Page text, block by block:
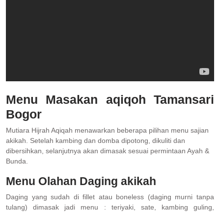
Menu Masakan aqiqoh Tamansari
Bogor
Mutiara Hijrah Aqiqah menawarkan beberapa pilihan menu sajian
akikah. Setelah kambing dan domba dipotong, dikuliti dan
dibersihkan, selanjutnya akan dimasak sesuai permintaan Ayah &
Bunda.
Menu Olahan Daging akikah
Daging yang sudah di fillet atau boneless (daging murni tanpa
tulang) dimasak jadi menu : teriyaki, sate, kambing guling,